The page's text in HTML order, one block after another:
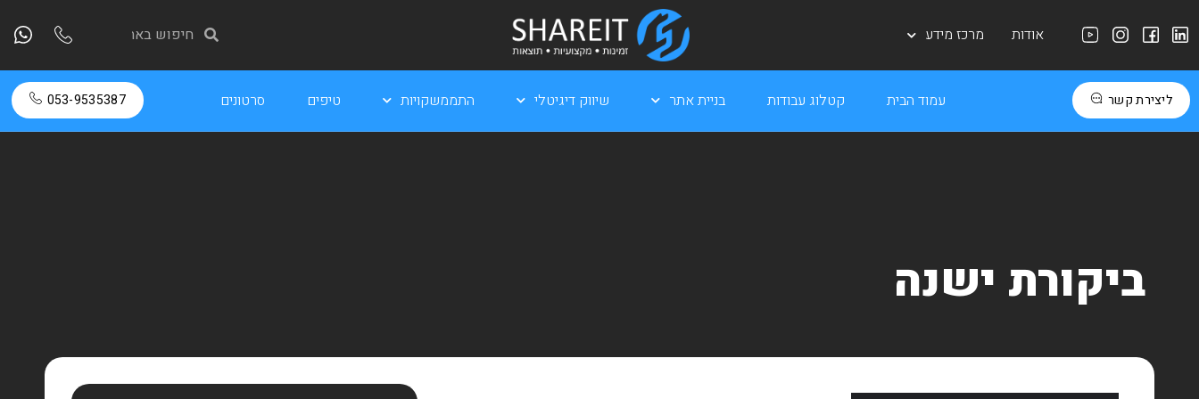
אודות מרכז מידע
ליצירת קשר עמוד הבית קטלוג עבודות בניית אתר שיווק דיגיטלי התממשקויות טיפים סרטונים 053-9535387
ביקורת ישנה